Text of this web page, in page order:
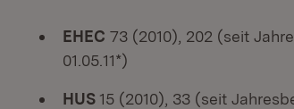
EHEC 73 (2010), 202 (seit
01.05.11*)
HUS 15 (2010), 33 (seit